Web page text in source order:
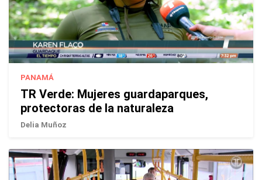
PANAMÁ
TR Verde: Mujeres guardaparques,
protectoras de la naturaleza
Delia Muñoz